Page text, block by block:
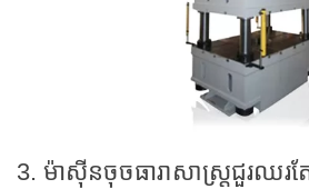
3. ម៉ាស៊ីនចុចធារាសាស្ត្រជួរឈរ